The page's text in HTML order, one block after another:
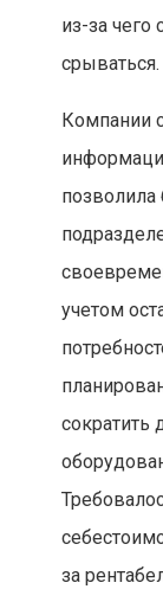
из-за чего
срываться.
Компании
позволила
учетом
сократить
за